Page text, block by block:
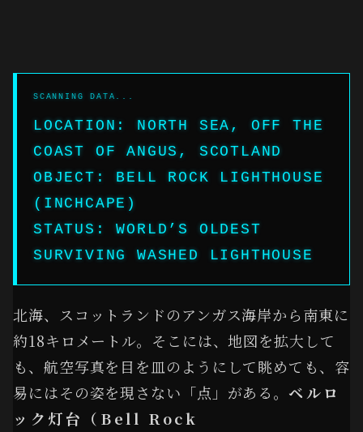
LOCATION: NORTH SEA, OFF THE
COAST OF ANGUS, SCOTLAND
OBJECT: BELL ROCK LIGHTHOUSE
(INCHCAPE)
STATUS: WORLD’S OLDEST
SURVIVING WASHED LIGHTHOUSE
北海、スコットランドのアンガス海岸から南東に
約18キロメートル。そこには、地図を拡大して
も、航空写真を目を皿のようにして眺めても、容
易にはその姿を現さない「点」がある。 ベルロ
ック灯台（Bell Rock